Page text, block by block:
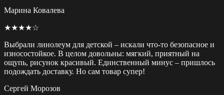
Марина Ковалева
★★★★☆
Выбрали линолеум для детской – искали что-то безопасное и
износостойкое. В целом довольны: мягкий, приятный на
ощупь, рисунок красивый. Единственный минус – пришлось
подождать доставку. Но сам товар супер!
Сергей Морозов